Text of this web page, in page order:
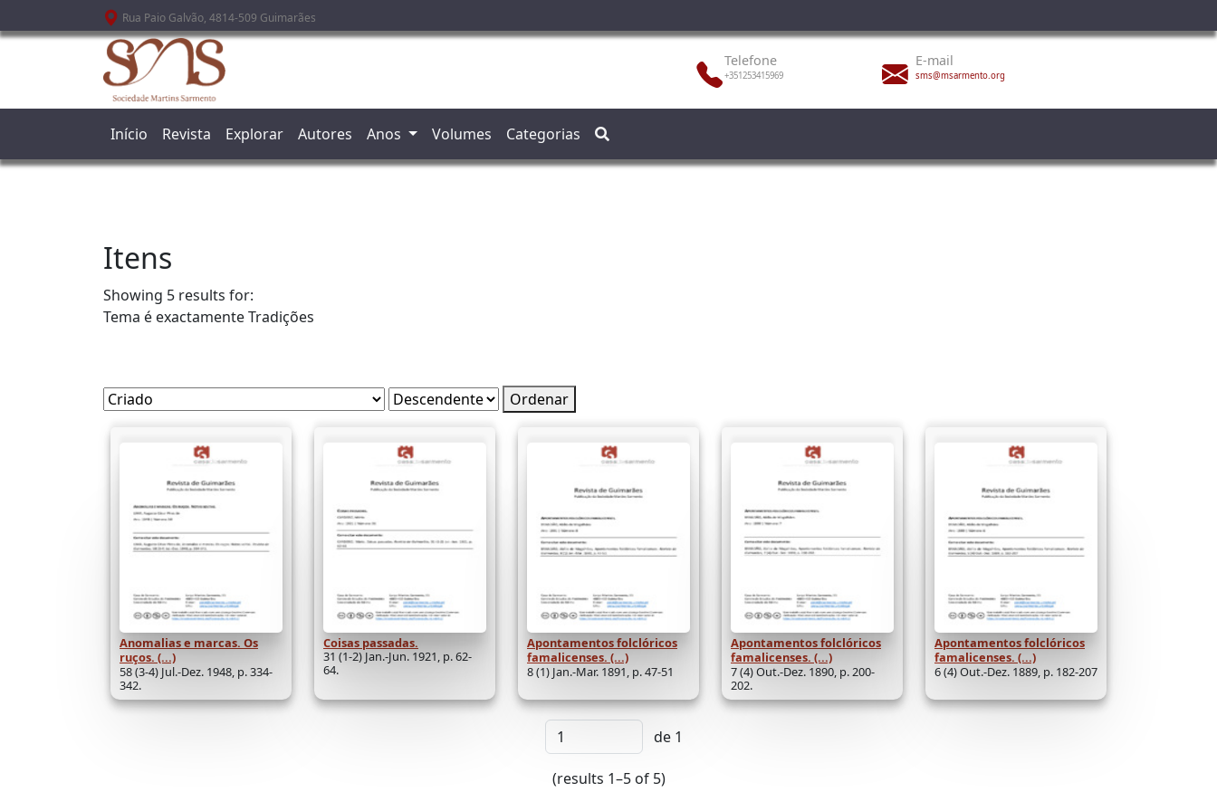
Passar para o conteúdo principal
Rua Paio Galvão, 4814-509 Guimarães
Telefone
+351253415969
E-mail
sms@msarmento.org
Início Revista Explorar Autores Anos Volumes Categorias
Itens
Showing 5 results for:
Tema é exactamenteTradições
Ordenar
Anomalias e marcas. Os
ruços. (...)
58 (3-4) Jul.-Dez. 1948, p. 334-
342.
Coisas passadas.
31 (1-2) Jan.-Jun. 1921, p. 62-
64.
Apontamentos folclóricos
famalicenses. (...)
8 (1) Jan.-Mar. 1891, p. 47-51
Apontamentos folclóricos
famalicenses. (...)
7 (4) Out.-Dez. 1890, p. 200-
202.
Apontamentos folclóricos
famalicenses. (...)
6 (4) Out.-Dez. 1889, p. 182-207
de 1
(results 1–5 of 5)